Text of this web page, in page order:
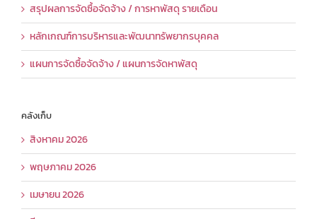
สรุปผลการจัดซื้อจัดจ้าง / การหาพัสดุ รายเดือน
หลักเกณฑ์การบริหารและพัฒนาทรัพยากรบุคคล
แผนการจัดซื้อจัดจ้าง / แผนการจัดหาพัสดุ
คลังเก็บ
สิงหาคม 2026
พฤษภาคม 2026
เมษายน 2026